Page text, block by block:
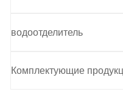
водоотделитель
Комплектующие